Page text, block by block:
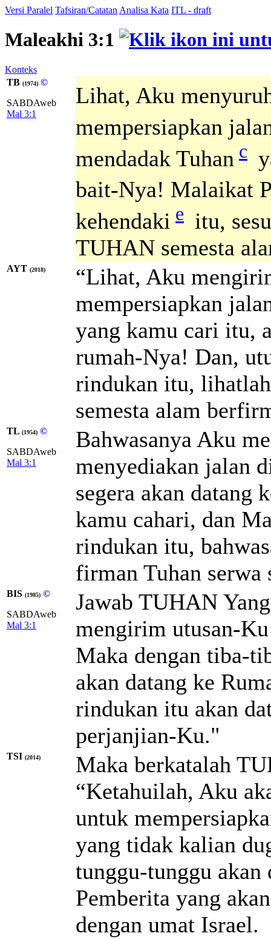
Versi Paralel Tafsiran/Catatan Analisa Kata ITL - draft
Maleakhi 3:1
Konteks
TB (1974) ©
SABDAweb
Mal 3:1
Lihat, Aku
mempersiapkan
mendadak Tuhan c
bait-Nya! Malaikat
kehendaki e itu,
TUHAN semesta
AYT (2018)
“Lihat, Aku
mempersiapkan
yang kamu cari itu,
rumah-Nya! Dan,
rindukan itu,
semesta alam
TL (1954) ©
SABDAweb
Mal 3:1
Bahwasanya Aku
menyediakan jalan
segera akan datang
kamu cahari, dan
rindukan itu,
firman Tuhan serwa
BIS (1985) ©
SABDAweb
Mal 3:1
Jawab TUHAN
mengirim utusan-
Maka dengan tiba-
akan datang ke
rindukan itu akan
perjanjian-Ku."
TSI (2014)
Maka berkatalah
“Ketahuilah, Aku
untuk
yang tidak kalian
tunggu-tunggu
Pemberita yang
dengan umat Israel.